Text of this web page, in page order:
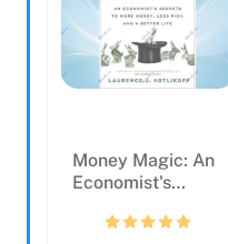
Money Magic: An
Economist's
Money,...